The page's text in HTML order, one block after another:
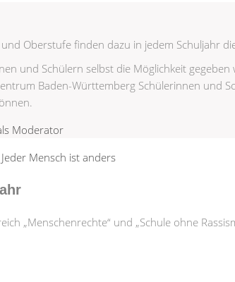
Oberstufe finden dazu in jedem Schuljahr
und Schülern selbst die Möglichkeit
Baden-Württemberg Schülerinnen und
„Menschenrechte“ und „Schule ohne